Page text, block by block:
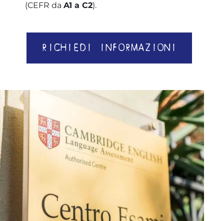
(CEFR da A1 a C2).
RICHIEDI INFORMAZIONI